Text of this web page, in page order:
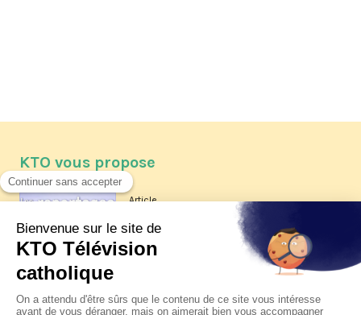
KTO vous propose
Article
Les reportages d'été 2026 de KTO
La visite pastorale du pape Léon
XIV à Assise à suivre sur KTO le